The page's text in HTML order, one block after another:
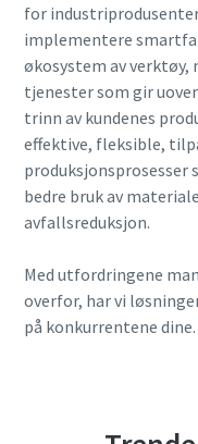
for
implementere
økosystem av verktøy,
tjenester som gir
trinn av kundenes
effektive, fleksible,
produksjonsprosesser
bedre bruk av
avfallsreduksjon.
Med utfordringene
overfor, har vi
på konkurrentene dine.